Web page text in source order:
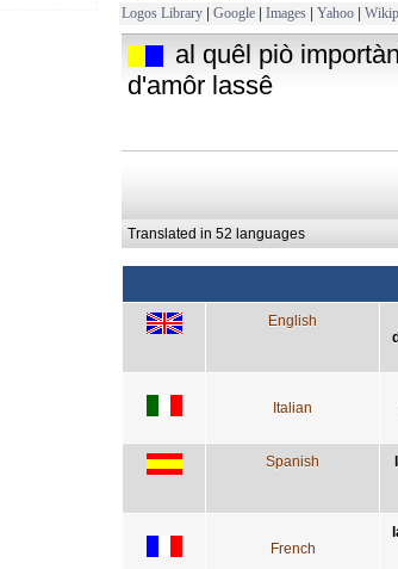
Logos Library | Google | Images | Yahoo |
al quêl piò
d'amôr lassê
Translated in 52 languages
English
Italian
Spanish
French